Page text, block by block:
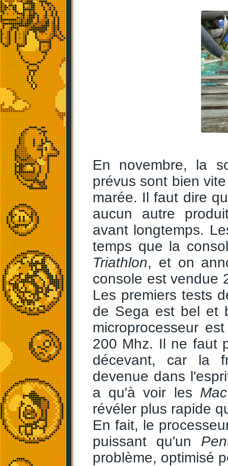
En novembre, la
prévus sont bien
marée. Il faut dire
aucun autre
avant longtemps.
temps que la
Triathlon, et on
console est vendue
Les premiers tests
de Sega est bel et
microprocesseur
200 Mhz. Il ne faut
décevant, car la
devenue dans
a qu'à voir les
révéler plus rapide
En fait, le
puissant qu'un
problème, optimisé